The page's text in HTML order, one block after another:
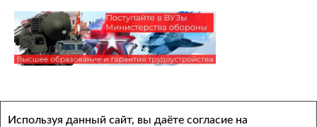
Архивы
Используя данный сайт, вы даёте согласие на